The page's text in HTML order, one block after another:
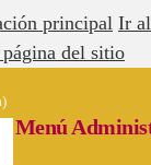
principal Ir
del sitio
Menú